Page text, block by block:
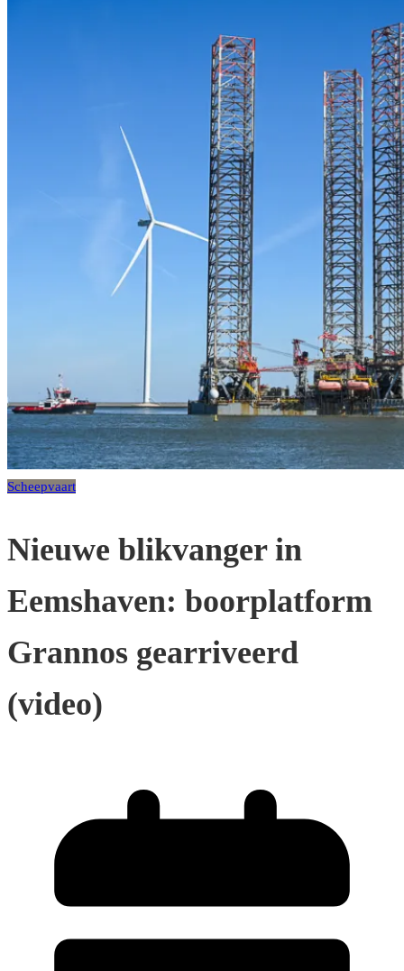
Scheepvaart
Nieuwe blikvanger in
Eemshaven: boorplatform
Grannos gearriveerd
(video)